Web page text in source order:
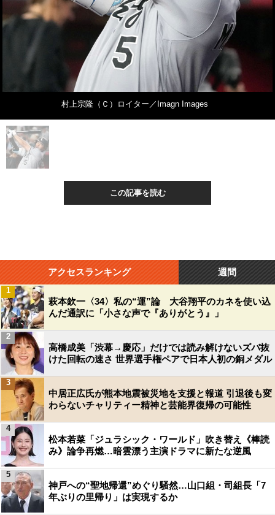
村上宗隆（Ｃ）ロイター／Imagn Images
この記事を読む
アクセスランキング 週間
萩本欽一〈34〉私の“運”論 大谷翔平のカネを使い込
んだ通訳に「小さな声で『ありがとう』」
1
高橋成美「渋幕→慶応」だけでは読み解けないズバ抜
けた回転の速さ 世界選手権ペアで日本人初の銅メダル
2
中居正広氏が熊本地震被災地を支援と報道 引退後も変
わらないチャリティー精神と芸能界復帰の可能性
3
松本若菜「ジュラシック・ワールド」吹き替え《棒読
み》論争再燃…暗雲漂う主演ドラマに新たな逆風
4
神戸への“聖地帰還”めぐり騒然…山口組・司組長「7
年ぶりの里帰り」は実現するか
5